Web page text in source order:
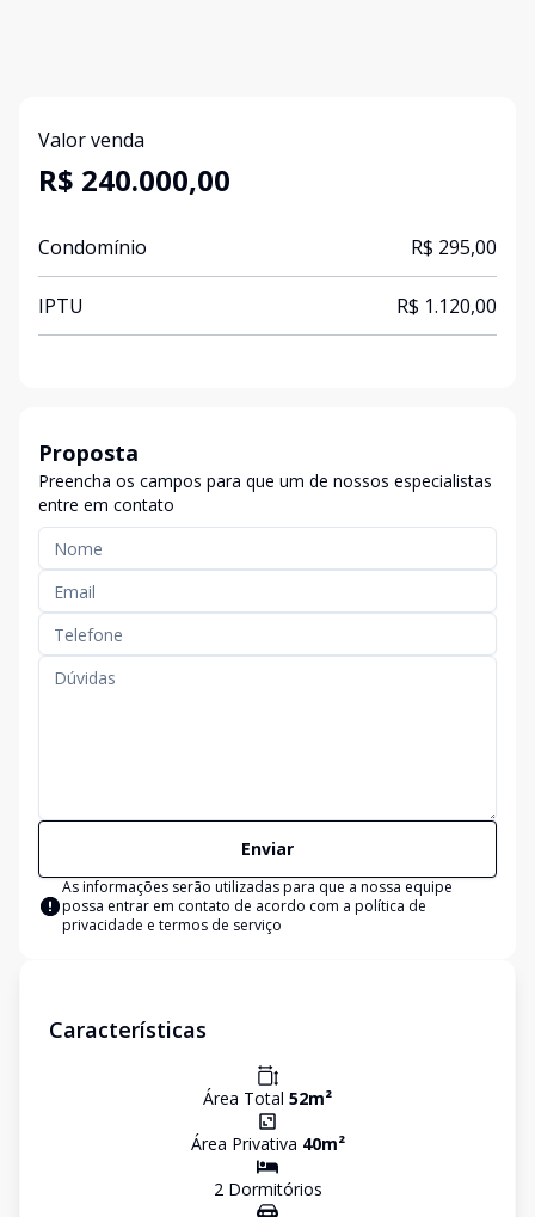
Valor venda
R$ 240.000,00
Condomínio R$ 295,00
IPTU R$ 1.120,00
Proposta
Preencha os campos para que um de nossos especialistas
entre em contato
Enviar
As informações serão utilizadas para que a nossa equipe
possa entrar em contato de acordo com a política de
privacidade e termos de serviço
Características
Área Total 52m²
Área Privativa 40m²
2Dormitórios